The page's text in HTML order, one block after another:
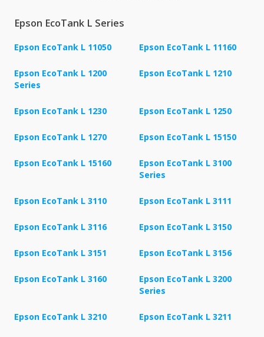
Epson EcoTank L Series
Epson EcoTank L 11050 Epson EcoTank L 11160
Epson EcoTank L 1200
Series
Epson EcoTank L 1210
Epson EcoTank L 1230 Epson EcoTank L 1250
Epson EcoTank L 1270 Epson EcoTank L 15150
Epson EcoTank L 15160
Epson EcoTank L 3100
Series
Epson EcoTank L 3110 Epson EcoTank L 3111
Epson EcoTank L 3116 Epson EcoTank L 3150
Epson EcoTank L 3151 Epson EcoTank L 3156
Epson EcoTank L 3160
Epson EcoTank L 3200
Series
Epson EcoTank L 3210 Epson EcoTank L 3211